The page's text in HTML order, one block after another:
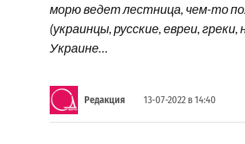
морю ведет лестница, чем-то
(украинцы, русские, евреи,
Украине…
Редакция 13-07-2022 в 14:40